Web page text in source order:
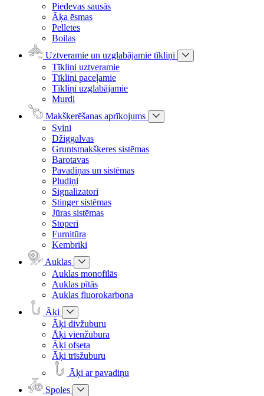
Piedevas sausās
Āķa ēsmas
Pelletes
Boilas
Uztveramie un uzglabājamie tīkliņi
Tīkliņi uztveramie
Tīkliņi paceļamie
Tīkliņi uzglabājamie
Murdi
Makšķerēšanas aprīkojums
Svini
Džiggalvas
Gruntsmakšķeres sistēmas
Barotavas
Pavadiņas un sistēmas
Pludiņi
Signalizatori
Stinger sistēmas
Jūras sistēmas
Stoperi
Furnitūra
Kembriki
Auklas
Auklas monofīlās
Auklas pītās
Auklas fluorokarbona
Āķi
Āķi divžuburu
Āķi vienžubura
Āķi ofseta
Āķi trīsžuburu
Āķi ar pavadiņu
Spoles